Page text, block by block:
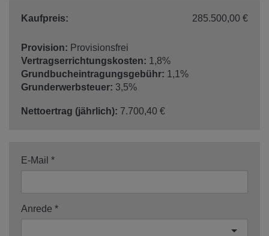
Kaufpreis: 285.500,00 €
Provision: Provisionsfrei
Vertragserrichtungskosten: 1,8%
Grundbucheintragungsgebühr: 1,1%
Grunderwerbsteuer: 3,5%
Nettoertrag (jährlich): 7.700,40 €
E-Mail
Anrede